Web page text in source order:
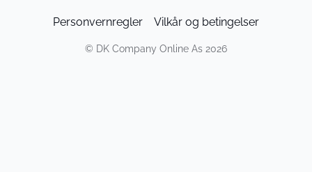
Personvernregler Vilkår og betingelser
© DK Company Online As 2026